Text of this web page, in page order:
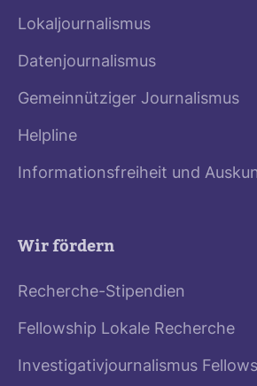
Lokaljournalismus
Datenjournalismus
Gemeinnütziger Journalismus
Helpline
Informationsfreiheit und
Wir fördern
Recherche-Stipendien
Fellowship Lokale Recherche
Investigativjournalismus